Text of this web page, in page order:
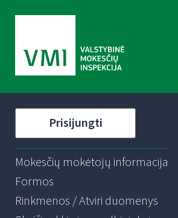
Prisijungti
Mokesčių mokėtojų informacija
Formos
Rinkmenos / Atviri duomenys